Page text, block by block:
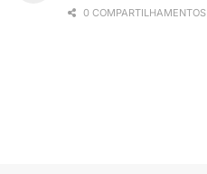
0 COMPARTILHAMENTOS